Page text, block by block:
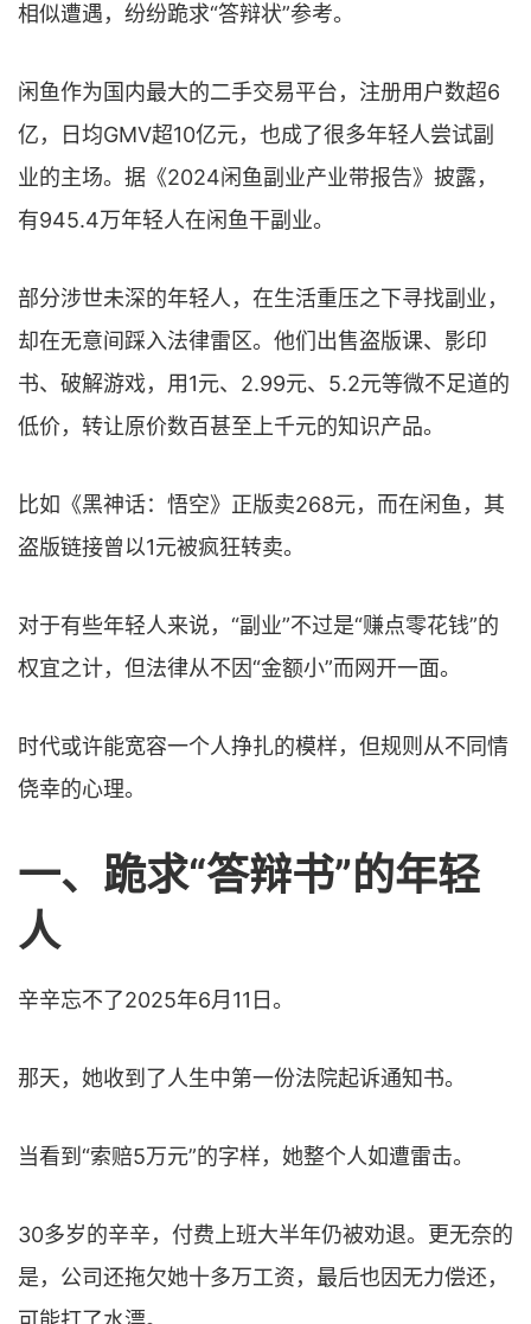
相似遭遇，纷纷跪求“答辩状”参考。
闲鱼作为国内最大的二手交易平台，注册用户数超6
亿，日均GMV超10亿元，也成了很多年轻人尝试副
业的主场。据《2024闲鱼副业产业带报告》披露，
有945.4万年轻人在闲鱼干副业。
部分涉世未深的年轻人，在生活重压之下寻找副业，
却在无意间踩入法律雷区。他们出售盗版课、影印
书、破解游戏，用1元、2.99元、5.2元等微不足道的
低价，转让原价数百甚至上千元的知识产品。
比如《黑神话：悟空》正版卖268元，而在闲鱼，其
盗版链接曾以1元被疯狂转卖。
对于有些年轻人来说，“副业”不过是“赚点零花钱”的
权宜之计，但法律从不因“金额小”而网开一面。
时代或许能宽容一个人挣扎的模样，但规则从不同情
侥幸的心理。
一、 跪求“答辩书”的年轻
人
辛辛忘不了2025年6月11日。
那天，她收到了人生中第一份法院起诉通知书。
当看到“索赔5万元”的字样，她整个人如遭雷击。
30多岁的辛辛，付费上班大半年仍被劝退。更无奈的
是，公司还拖欠她十多万工资，最后也因无力偿还，